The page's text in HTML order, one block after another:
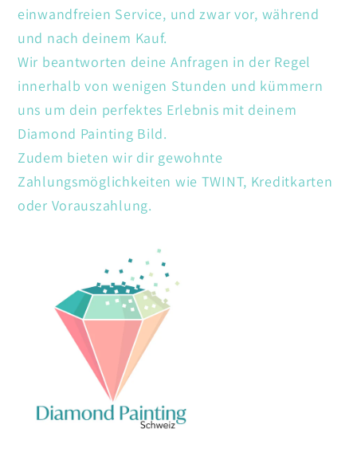
einwandfreien Service, und zwar vor, während
und nach deinem Kauf.
Wir beantworten deine Anfragen in der Regel
innerhalb von wenigen Stunden und kümmern
uns um dein perfektes Erlebnis mit deinem
Diamond Painting Bild.
Zudem bieten wir dir gewohnte
Zahlungsmöglichkeiten wie TWINT, Kreditkarten
oder Vorauszahlung.